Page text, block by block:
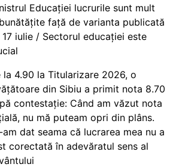
Educației lucrurile sunt mult
față de varianta publicată
17 iulie / Sectorul educației este
la 4.90 la Titularizare 2026, o
din Sibiu a primit nota 8.70
contestație: Când am văzut nota
nu mă puteam opri din plâns.
am dat seama că lucrarea mea nu a
corectată în adevăratul sens al